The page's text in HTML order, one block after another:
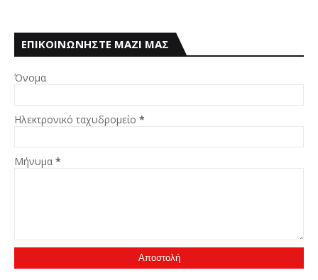
ΕΠΙΚΟΙΝΩΝΗΣΤΕ ΜΑΖΙ ΜΑΣ
Όνομα
Ηλεκτρονικό ταχυδρομείο *
Μήνυμα *